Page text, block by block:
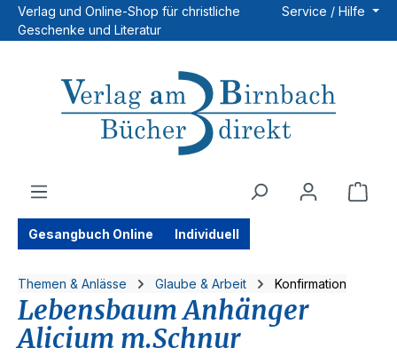
Zum Hauptinhalt springen
Verlag und Online-Shop für christliche
Geschenke und Literatur
Service / Hilfe
Gesangbuch Online Individuell
Themen & Anlässe Glaube & Arbeit Konfirmation
Lebensbaum Anhänger
Alicium m.Schnur